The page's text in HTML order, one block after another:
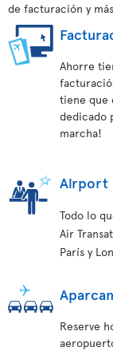
de facturación y
Ahorre
tiene que
dedicado
marcha!
Airport
Todo lo
Air
París y
Reserve